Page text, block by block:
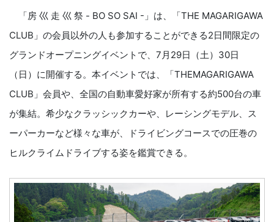
「房 ⼮ ⾛ ⼮ 祭 - BO SO SAI -」は、「THE MAGARIGAWA
CLUB」の会員以外の人も参加することができる2⽇間限定の
グランドオープニングイベントで、7⽉29⽇（⼟）30⽇
（⽇）に開催する。本イベントでは、「THEMAGARIGAWA
CLUB」会員や、全国の⾃動⾞愛好家が所有する約500台の⾞
が集結。希少なクラッシックカーや、レーシングモデル、ス
ーパーカーなど様々な⾞が、ドライビングコースでの圧巻の
ヒルクライムドライブする姿を鑑賞できる。